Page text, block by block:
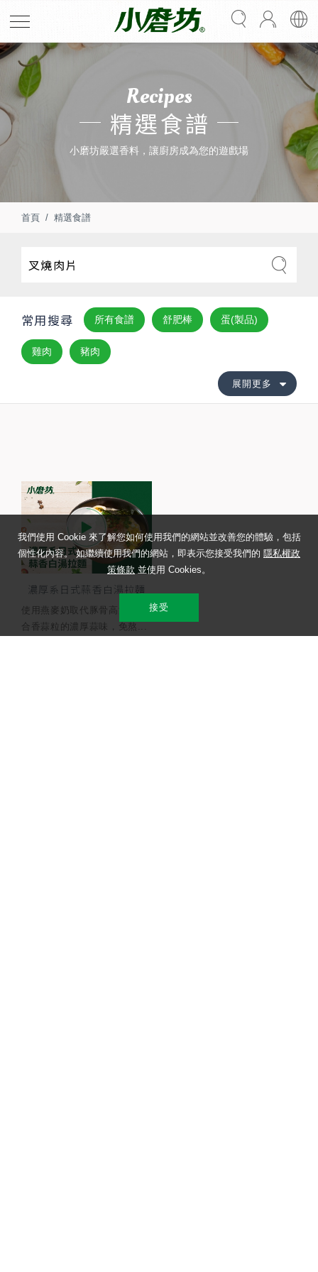
Recipes
精選食譜
小磨坊嚴選香料，讓廚房成為您的遊戲場
首頁 精選食譜
常用搜尋 所有食譜 舒肥棒 蛋(製品)
雞肉 豬肉
展開更多
濃厚系日式蒜香白湯拉麵
使用燕麥奶取代豚骨高湯，結
合香蒜粒的濃厚蒜味，免熬...
我們使用 Cookie 來了解您如何使用我們的網站並改善您的體驗，包括
個性化內容。 如繼續使用我們的網站，即表示您接受我們的 隱私權政
策條款 並使用 Cookies。
接受